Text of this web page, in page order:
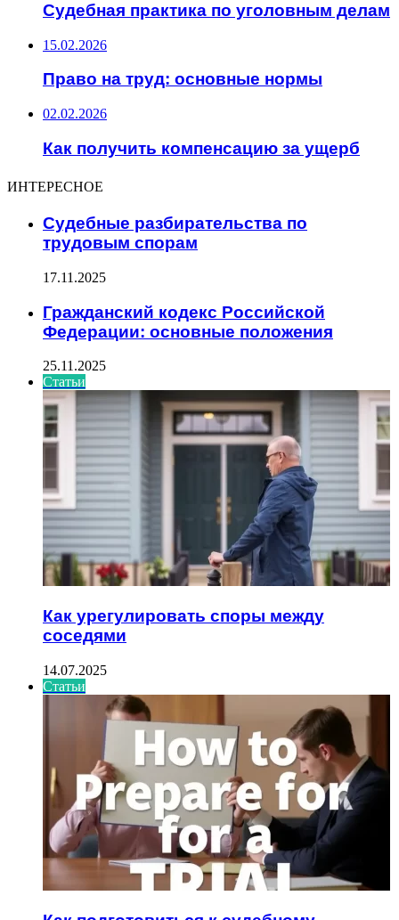
Судебная практика по уголовным делам
15.02.2026
Право на труд: основные нормы
02.02.2026
Как получить компенсацию за ущерб
ИНТЕРЕСНОЕ
Судебные разбирательства по
трудовым спорам
17.11.2025
Гражданский кодекс Российской
Федерации: основные положения
25.11.2025
Статьи
Как урегулировать споры между
соседями
14.07.2025
Статьи